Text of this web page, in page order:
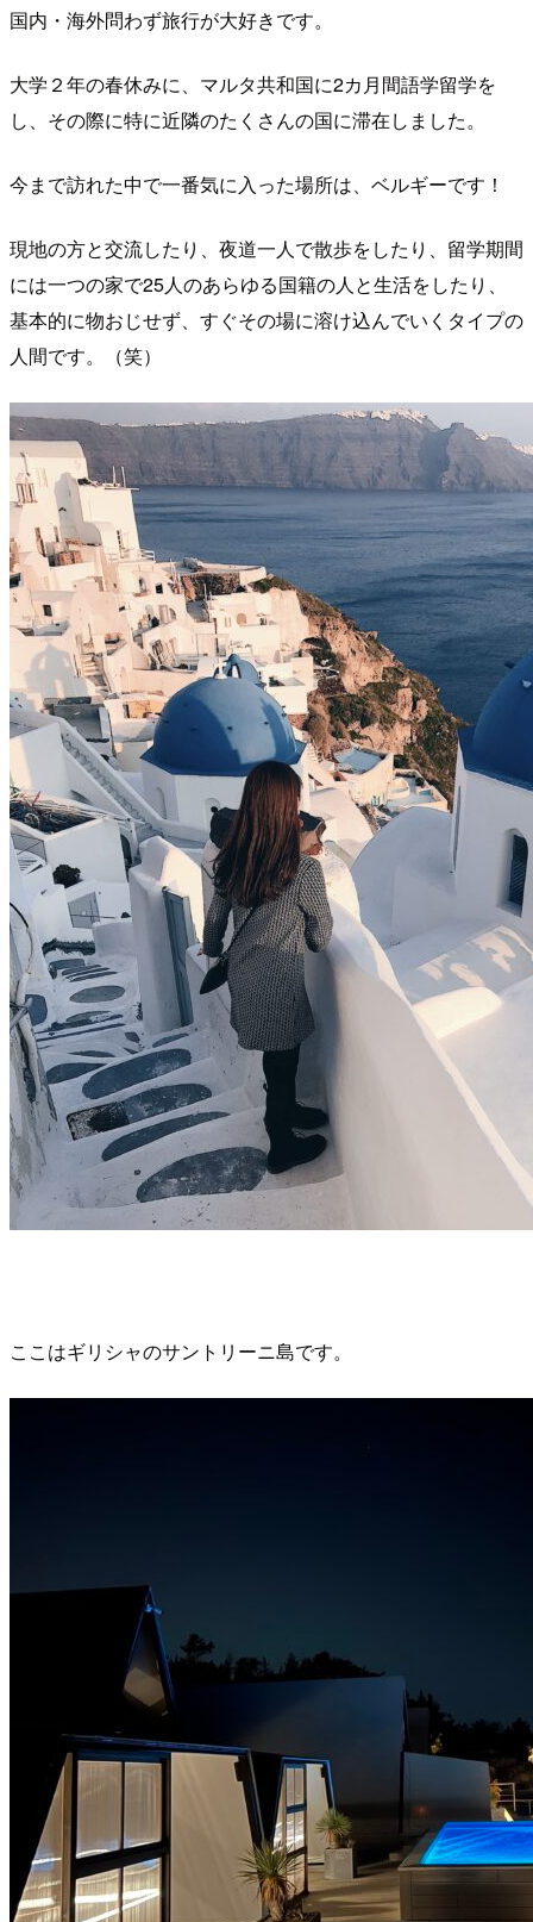
国内・海外問わず旅行が大好きです。
大学２年の春休みに、マルタ共和国に2カ月間語学留学を
し、その際に特に近隣のたくさんの国に滞在しました。
今まで訪れた中で一番気に入った場所は、ベルギーです！
現地の方と交流したり、夜道一人で散歩をしたり、留学期間
には一つの家で25人のあらゆる国籍の人と生活をしたり、
基本的に物おじせず、すぐその場に溶け込んでいくタイプの
人間です。（笑）
ここはギリシャのサントリーニ島です。